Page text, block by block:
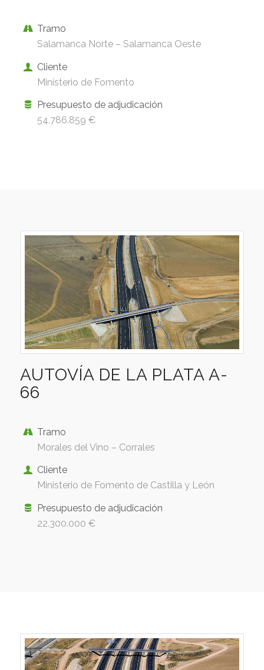
Tramo
Salamanca Norte – Salamanca Oeste
Cliente
Ministerio de Fomento
Presupuesto de adjudicación
54.786.859 €
AUTOVÍA DE LA PLATA A-
66
Tramo
Morales del Vino – Corrales
Cliente
Ministerio de Fomento de Castilla y León
Presupuesto de adjudicación
22.300.000 €